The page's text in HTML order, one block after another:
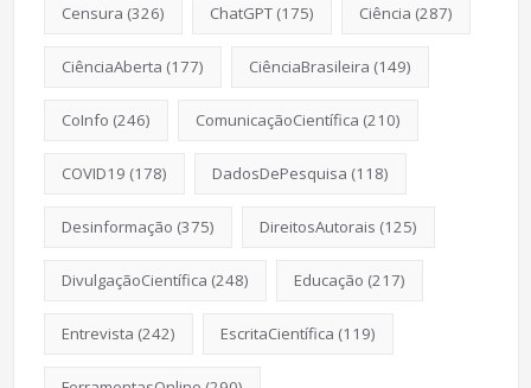
Censura (326) ChatGPT(175) Ciência (287)
CiênciaAberta (177) CiênciaBrasileira (149)
CoInfo (246) ComunicaçãoCientífica (210)
COVID19 (178) DadosDePesquisa (118)
Desinformação (375) DireitosAutorais (125)
DivulgaçãoCientífica (248) Educação (217)
Entrevista (242) EscritaCientífica (119)